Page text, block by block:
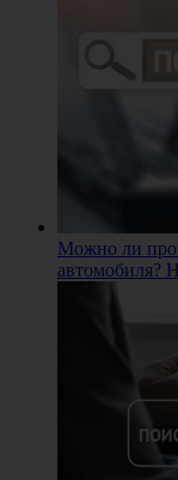
Можно ли
автомобиля?